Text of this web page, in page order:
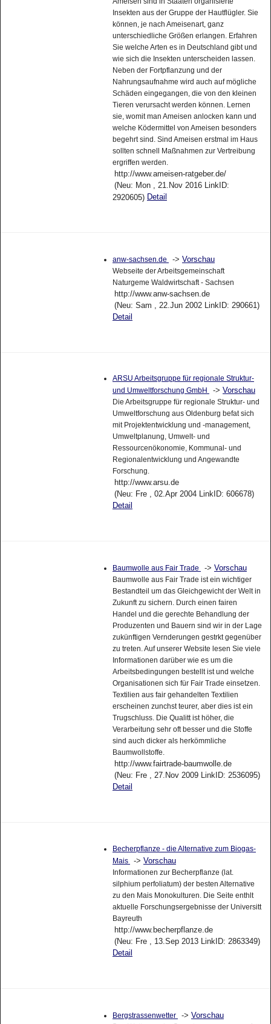
Insekten aus der Gruppe der Hautflügler. Sie
können, je nach Ameisenart, ganz
unterschiedliche Größen erlangen. Erfahren
Sie welche Arten es in Deutschland gibt und
wie sich die Insekten unterscheiden lassen.
Neben der Fortpflanzung und der
Nahrungsaufnahme wird auch auf mögliche
Schäden eingegangen, die von den kleinen
Tieren verursacht werden können. Lernen
sie, womit man Ameisen anlocken kann und
welche Ködermittel von Ameisen besonders
begehrt sind. Sind Ameisen erstmal im Haus
sollten schnell Maßnahmen zur Vertreibung
ergriffen werden.
http://www.ameisen-ratgeber.de/
(Neu: Mon , 21.Nov 2016 LinkID:
2920605) Detail
anw-sachsen.de -> Vorschau
Webseite der Arbeitsgemeinschaft
Naturgeme Waldwirtschaft - Sachsen
http://www.anw-sachsen.de
(Neu: Sam , 22.Jun 2002 LinkID: 290661)
Detail
ARSU Arbeitsgruppe für regionale Struktur-
und Umweltforschung GmbH
-> Vorschau
Die Arbeitsgruppe für regionale Struktur- und
Umweltforschung aus Oldenburg befat sich
mit Projektentwicklung und -management,
Umweltplanung, Umwelt- und
Ressourcenökonomie, Kommunal- und
Regionalentwicklung und Angewandte
Forschung.
http://www.arsu.de
(Neu: Fre , 02.Apr 2004 LinkID: 606678)
Detail
Baumwolle aus Fair Trade -> Vorschau
Baumwolle aus Fair Trade ist ein wichtiger
Bestandteil um das Gleichgewicht der Welt in
Zukunft zu sichern. Durch einen fairen
Handel und die gerechte Behandlung der
Produzenten und Bauern sind wir in der Lage
zukünftigen Vernderungen gestrkt gegenüber
zu treten. Auf unserer Website lesen Sie viele
Informationen darüber wie es um die
Arbeitsbedingungen bestellt ist und welche
Organisationen sich für Fair Trade einsetzen.
Textilien aus fair gehandelten Textilien
erscheinen zunchst teurer, aber dies ist ein
Trugschluss. Die Qualitt ist höher, die
Verarbeitung sehr oft besser und die Stoffe
sind auch dicker als herkömmliche
Baumwollstoffe.
http://www.fairtrade-baumwolle.de
(Neu: Fre , 27.Nov 2009 LinkID: 2536095)
Detail
Becherpflanze - die Alternative zum Biogas-
Mais
-> Vorschau
Informationen zur Becherpflanze (lat.
silphium perfoliatum) der besten Alternative
zu den Mais Monokulturen. Die Seite enthlt
aktuelle Forschungsergebnisse der Universitt
Bayreuth
http://www.becherpflanze.de
(Neu: Fre , 13.Sep 2013 LinkID: 2863349)
Detail
Bergstrassenwetter -> Vorschau